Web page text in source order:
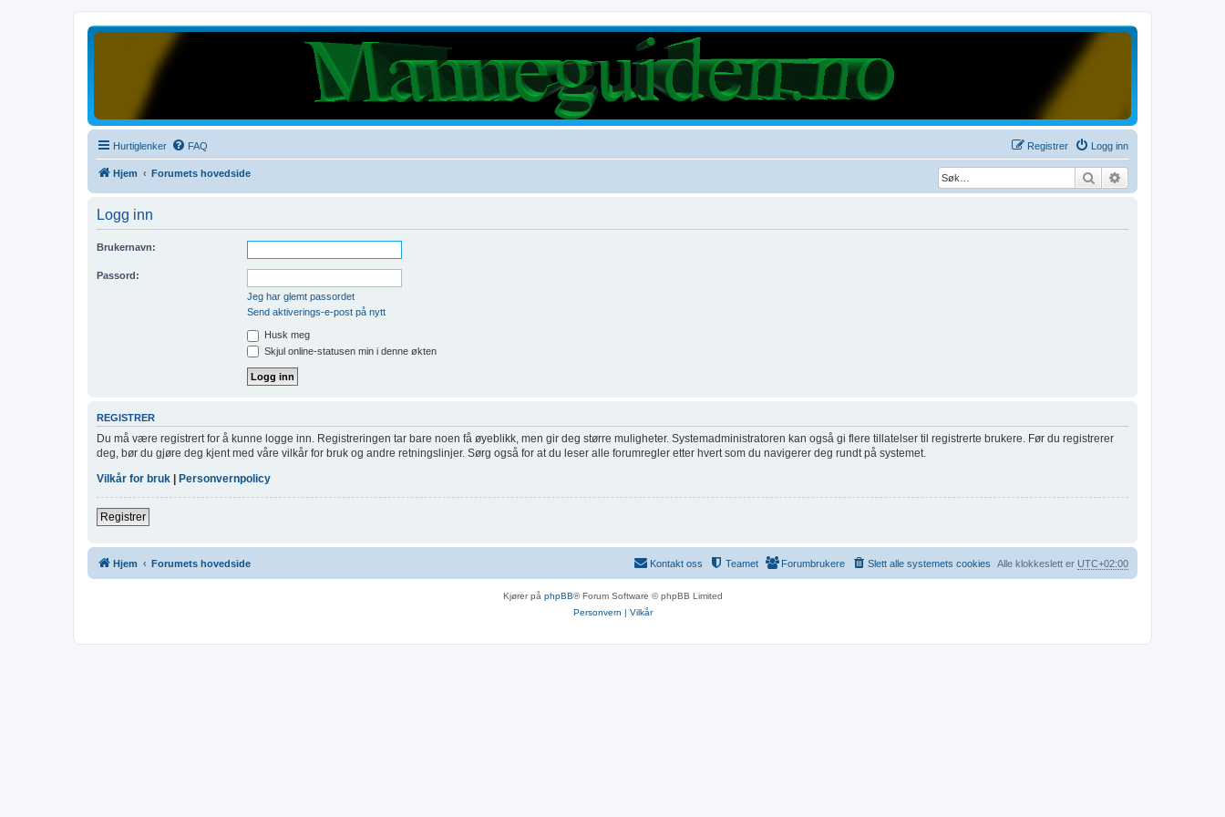
Hurtiglenker FAQ Logg inn
Registrer
Hjem Forumets hovedside Søk
Logg inn
Brukernavn:
Passord:
Jeg har glemt passordet
Send aktiverings-e-post på nytt
Husk meg
Skjul online-statusen min i denne økten
REGISTRER
Du må være registrert for å kunne logge inn. Registreringen tar bare noen få øyeblikk, men gir deg større muligheter. Systemadministratoren kan også gi flere tillatelser til registrerte brukere. Før du registrerer
deg, bør du gjøre deg kjent med våre vilkår for bruk og andre retningslinjer. Sørg også for at du leser alle forumregler etter hvert som du navigerer deg rundt på systemet.
Vilkår for bruk | Personvernpolicy
Registrer
Hjem Forumets hovedside Alle klokkeslett er UTC+02:00
Slett alle systemets cookies
Forumbrukere
Teamet
Kontakt oss
Kjører på phpBB® Forum Software © phpBB Limited
Personvern | Vilkår